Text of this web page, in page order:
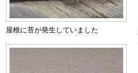
屋根に苔が発生していました